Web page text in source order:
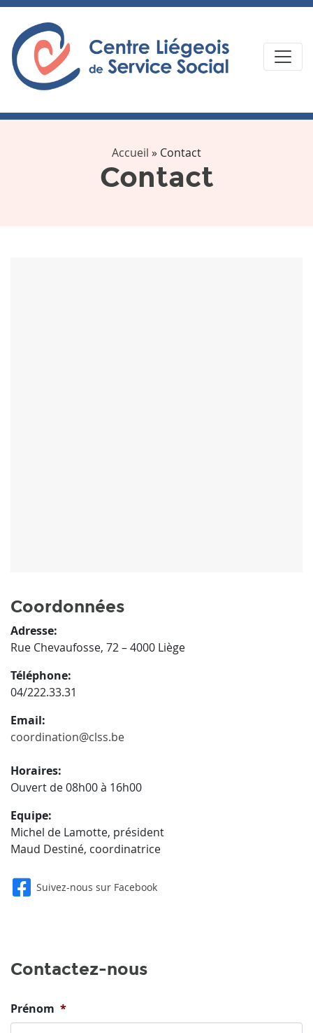
Accueil » Contact
Contact
Coordonnées
Adresse:
Rue Chevaufosse, 72 – 4000 Liège
Téléphone:
04/222.33.31
Email:
coordination@clss.be
Horaires:
Ouvert de 08h00 à 16h00
Equipe:
Michel de Lamotte, président
Maud Destiné, coordinatrice
Suivez-nous sur Facebook
Contactez-nous
Prénom *